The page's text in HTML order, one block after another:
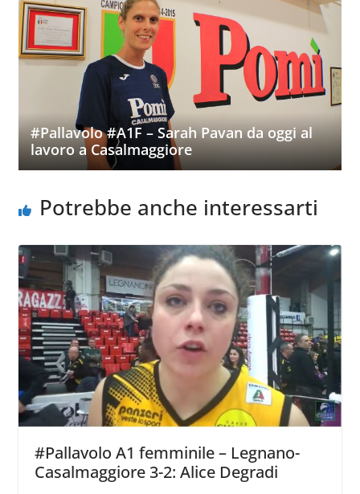
#Pallavolo #A1F – Sarah Pavan da oggi al
lavoro a Casalmaggiore
Potrebbe anche interessarti
#Pallavolo A1 femminile – Legnano-
Casalmaggiore 3-2: Alice Degradi